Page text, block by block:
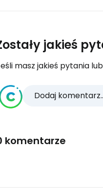
jakieś
masz jakieś pytania
Dodaj
komentarze